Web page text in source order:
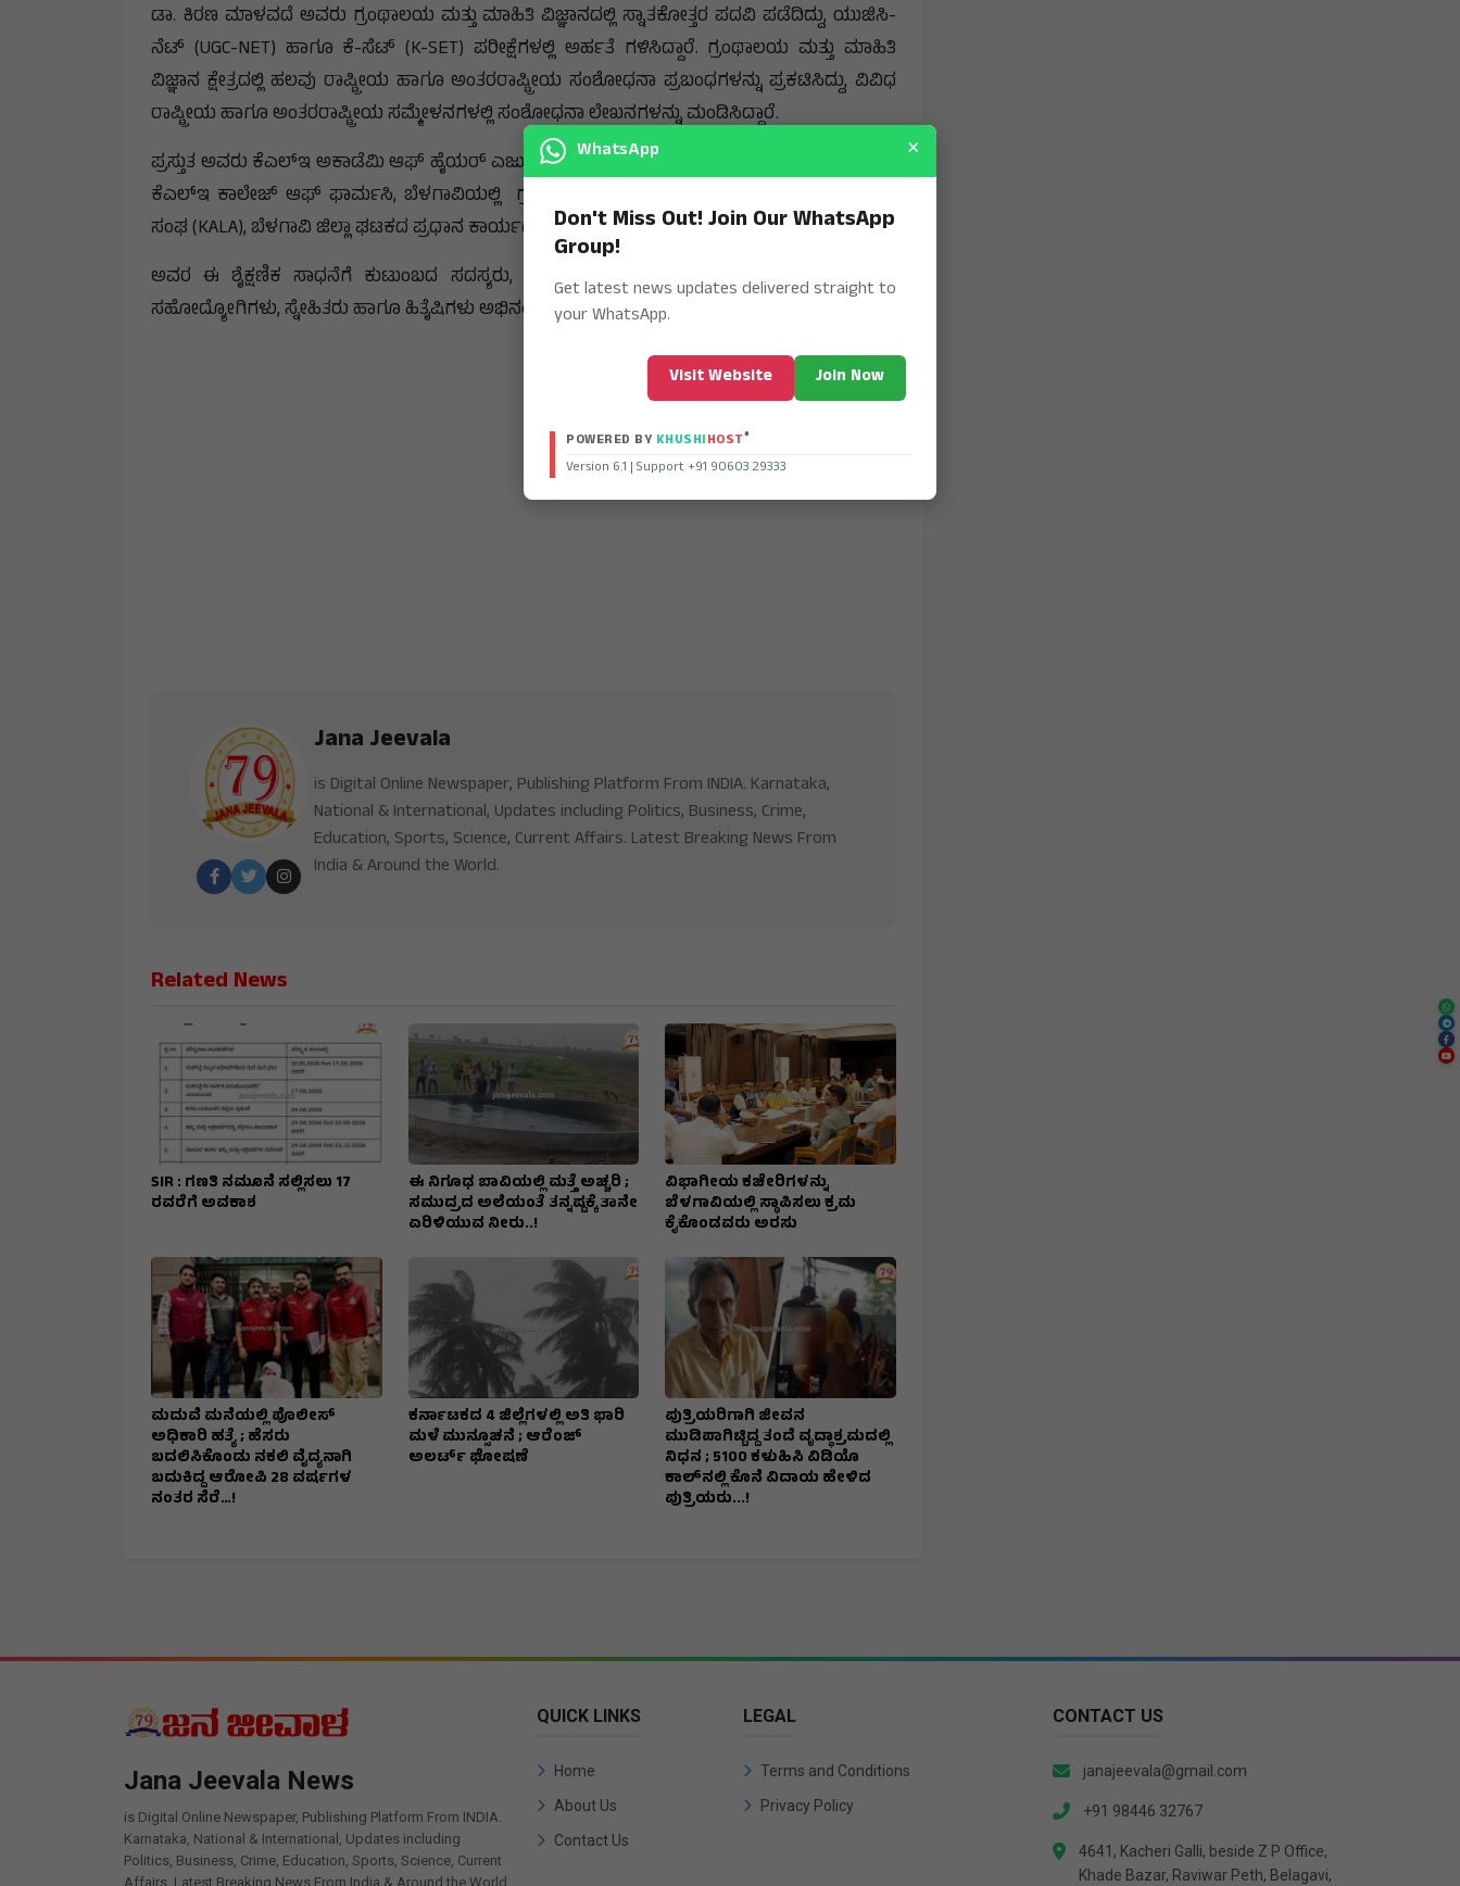
ಡಾ. ಕಿರಣ ಮಾಳವದೆ ಅವರು ಗ್ರಂಥಾಲಯ ಮತ್ತು ಮಾಹಿತಿ ವಿಜ್ಞಾನದಲ್ಲಿ ಸ್ನಾತಕೋತ್ತರ ಪದವಿ ಪಡೆದಿದ್ದು, ಯುಜಿಸಿ-
ನೆಟ್ (UGC-NET) ಹಾಗೂ ಕೆ-ಸೆಟ್ (K-SET) ಪರೀಕ್ಷೆಗಳಲ್ಲಿ ಅರ್ಹತೆ ಗಳಿಸಿದ್ದಾರೆ. ಗ್ರಂಥಾಲಯ ಮತ್ತು ಮಾಹಿತಿ
ವಿಜ್ಞಾನ ಕ್ಷೇತ್ರದಲ್ಲಿ ಹಲವು ರಾಷ್ಟ್ರೀಯ ಹಾಗೂ ಅಂತರರಾಷ್ಟ್ರೀಯ ಸಂಶೋಧನಾ ಪ್ರಬಂಧಗಳನ್ನು ಪ್ರಕಟಿಸಿದ್ದು, ವಿವಿಧ
ರಾಷ್ಟ್ರೀಯ ಹಾಗೂ ಅಂತರರಾಷ್ಟ್ರೀಯ ಸಮ್ಮೇಳನಗಳಲ್ಲಿ ಸಂಶೋಧನಾ ಲೇಖನಗಳನ್ನು ಮಂಡಿಸಿದ್ದಾರೆ.
ಪ್ರಸ್ತುತ ಅವರು ಕೆಎಲ್‌ಇ ಅಕಾಡೆಮಿ ಆಫ್ ಹೈಯರ್ ಎಜುಕೇಶನ್ ಅಂಡ್ ರಿಸರ್ಚ್ (KLE AHER)ಅಂಗಸಂಸ್ಥೆಯಾದ
ಕೆಎಲ್‌ಇ ಕಾಲೇಜ್ ಆಫ್ ಫಾರ್ಮಸಿ, ಬೆಳಗಾವಿಯಲ್ಲಿ ಗ್ರಂಥಪಾಲಕರಾಗಿ ಹಾಗೂ ಕರ್ನಾಟಕ ರಾಜ್ಯ ಗ್ರಂಥಾಲಯ
ಸಂಘ (KALA), ಬೆಳಗಾವಿ ಜಿಲ್ಲಾ ಘಟಕದ ಪ್ರಧಾನ ಕಾರ್ಯದರ್ಶಿಯಾಗಿ ಸೇವೆ ಸಲ್ಲಿಸುತ್ತಿದ್ದಾರೆ.
ಅವರ ಈ ಶೈಕ್ಷಣಿಕ ಸಾಧನೆಗೆ ಕುಟುಂಬದ ಸದಸ್ಯರು, ಮಾರ್ಗದರ್ಶಕರು, ಕೆಎಲ್‌ಇ ಸಂಸ್ಥೆಯ ಪ್ರಾಚಾರ್ಯರು,
ಸಹೋದ್ಯೋಗಿಗಳು, ಸ್ನೇಹಿತರು ಹಾಗೂ ಹಿತೈಷಿಗಳು ಅಭಿನಂದನೆ ಸಲ್ಲಿಸಿದ್ದಾರೆ.
Jana Jeevala
is Digital Online Newspaper, Publishing Platform From INDIA. Karnataka,
National & International, Updates including Politics, Business, Crime,
Education, Sports, Science, Current Affairs. Latest Breaking News From
India & Around the World.
Related News
SIR : ಗಣತಿ ನಮೂನೆ ಸಲ್ಲಿಸಲು 17
ರವರೆಗೆ ಅವಕಾಶ
ಈ ನಿಗೂಢ ಬಾವಿಯಲ್ಲಿ ಮತ್ತೆ ಅಚ್ಚರಿ ;
ಸಮುದ್ರದ ಅಲೆಯಂತೆ ತನ್ನಷ್ಟಕ್ಕೆ ತಾನೇ
ಏರಿಳಿಯುವ ನೀರು..!
ವಿಭಾಗೀಯ ಕಚೇರಿಗಳನ್ನು
ಬೆಳಗಾವಿಯಲ್ಲಿ ಸ್ಥಾಪಿಸಲು ಕ್ರಮ
ಕೈಕೊಂಡವರು ಅರಸು
ಮದುವೆ ಮನೆಯಲ್ಲಿ ಪೊಲೀಸ್
ಅಧಿಕಾರಿ ಹತ್ಯೆ ; ಹೆಸರು
ಬದಲಿಸಿಕೊಂಡು ನಕಲಿ ವೈದ್ಯನಾಗಿ
ಬದುಕಿದ್ದ ಆರೋಪಿ 28 ವರ್ಷಗಳ
ನಂತರ ಸೆರೆ…!
ಕರ್ನಾಟಕದ 4 ಜಿಲ್ಲೆಗಳಲ್ಲಿ ಅತಿ ಭಾರಿ
ಮಳೆ ಮುನ್ಸೂಚನೆ ; ಆರೆಂಜ್‌
ಅಲರ್ಟ್‌ ಘೋಷಣೆ
ಪುತ್ರಿಯರಿಗಾಗಿ ಜೀವನ
ಮುಡಿಪಾಗಿಟ್ಟಿದ್ದ ತಂದೆ ವೃದ್ಧಾಶ್ರಮದಲ್ಲಿ
ನಿಧನ ; ₹5100 ಕಳುಹಿಸಿ ವಿಡಿಯೊ
ಕಾಲ್‌ನಲ್ಲಿ ಕೊನೆ ವಿದಾಯ ಹೇಳಿದ
ಪುತ್ರಿಯರು...!
Jana Jeevala News
is Digital Online Newspaper, Publishing Platform From INDIA.
Karnataka, National & International, Updates including
Politics, Business, Crime, Education, Sports, Science, Current
Affairs. Latest Breaking News From India & Around the World.
QUICK LINKS
Home
About Us
Contact Us
LEGAL
Terms and Conditions
Privacy Policy
CONTACT US
janajeevala@gmail.com
+91 98446 32767
4641, Kacheri Galli, beside Z P Office,
Khade Bazar, Raviwar Peth, Belagavi,
WhatsApp ×
Don't Miss Out! Join Our WhatsApp
Group!
Get latest news updates delivered straight to
your WhatsApp.
Visit Website Join Now
POWERED BY KHUSHIHOST®
Version 6.1 | Support +91 90603 29333